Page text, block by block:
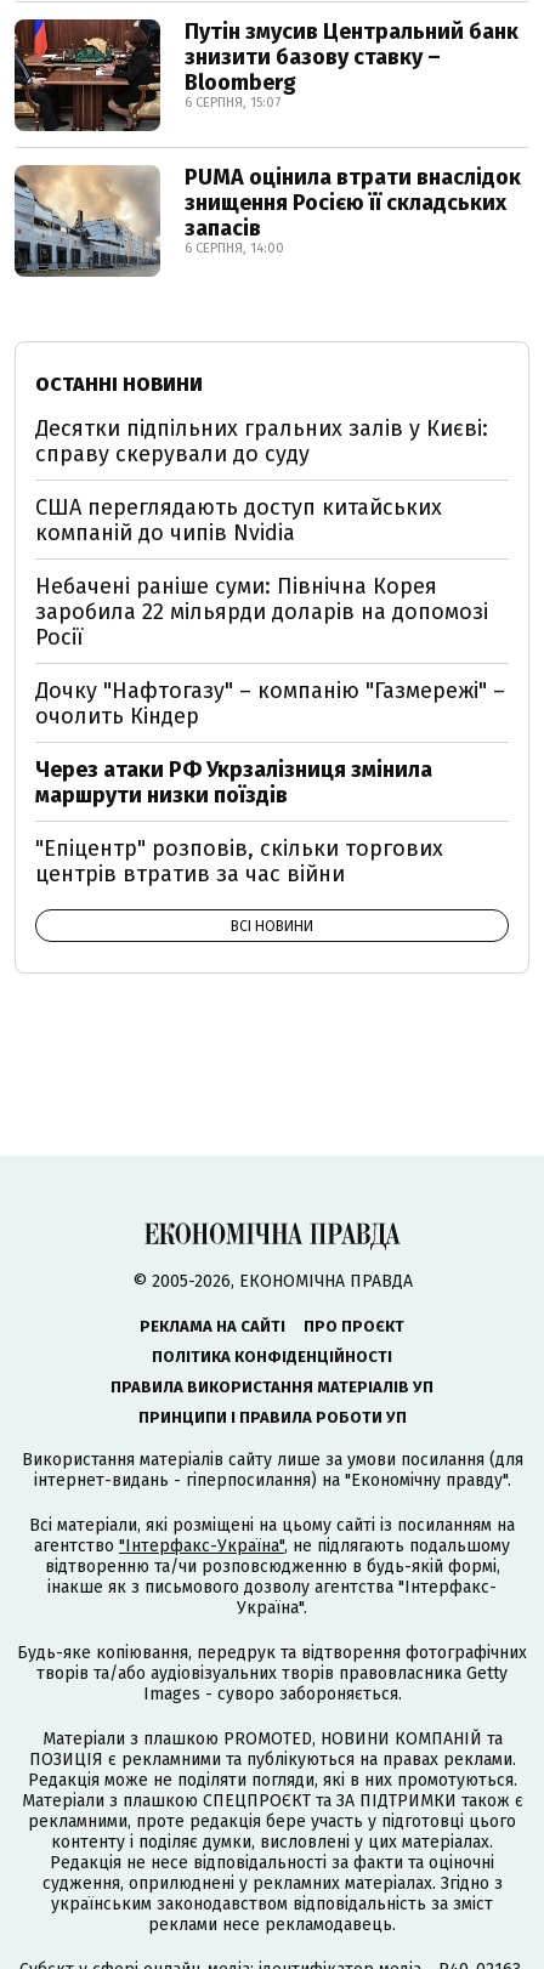
Путін змусив Центральний банк
знизити базову ставку –
Bloomberg
6 СЕРПНЯ, 15:07
PUMA оцінила втрати внаслідок
знищення Росією її складських
запасів
6 СЕРПНЯ, 14:00
ОСТАННІ НОВИНИ
Десятки підпільних гральних залів у Києві:
справу скерували до суду
США переглядають доступ китайських
компаній до чипів Nvidia
Небачені раніше суми: Північна Корея
заробила 22 мільярди доларів на допомозі
Росії
Дочку "Нафтогазу" – компанію "Газмережі" –
очолить Кіндер
Через атаки РФ Укрзалізниця змінила
маршрути низки поїздів
"Епіцентр" розповів, скільки торгових
центрів втратив за час війни
ВСІ НОВИНИ
© 2005-2026, ЕКОНОМІЧНА ПРАВДА
РЕКЛАМА НА САЙТІ
ПРО ПРОЄКТ
ПОЛІТИКА КОНФІДЕНЦІЙНОСТІ
ПРАВИЛА ВИКОРИСТАННЯ МАТЕРІАЛІВ УП
ПРИНЦИПИ І ПРАВИЛА РОБОТИ УП
Використання матеріалів сайту лише за умови посилання (для
інтернет-видань - гіперпосилання) на "Економічну правду".
Всі матеріали, які розміщені на цьому сайті із посиланням на
агентство "Інтерфакс-Україна", не підлягають подальшому
відтворенню та/чи розповсюдженню в будь-якій формі,
інакше як з письмового дозволу агентства "Інтерфакс-
Україна".
Будь-яке копіювання, передрук та відтворення фотографічних
творів та/або аудіовізуальних творів правовласника Getty
Images - суворо забороняється.
Матеріали з плашкою PROMOTED, НОВИНИ КОМПАНІЙ та
ПОЗИЦІЯ є рекламними та публікуються на правах реклами.
Редакція може не поділяти погляди, які в них промотуються.
Матеріали з плашкою СПЕЦПРОЄКТ та ЗА ПІДТРИМКИ також є
рекламними, проте редакція бере участь у підготовці цього
контенту і поділяє думки, висловлені у цих матеріалах.
Редакція не несе відповідальності за факти та оціночні
судження, оприлюднені у рекламних матеріалах. Згідно з
українським законодавством відповідальність за зміст
реклами несе рекламодавець.